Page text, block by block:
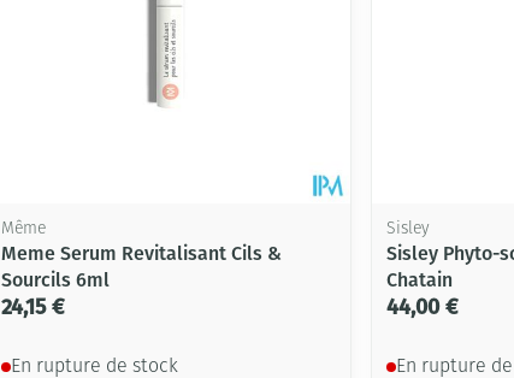
Même
Meme Serum Revitalisant Cils &
Sourcils 6ml
24,15 €
En rupture de stock
Sisley
Sisley Phyto-
Chatain
44,00 €
En rupture